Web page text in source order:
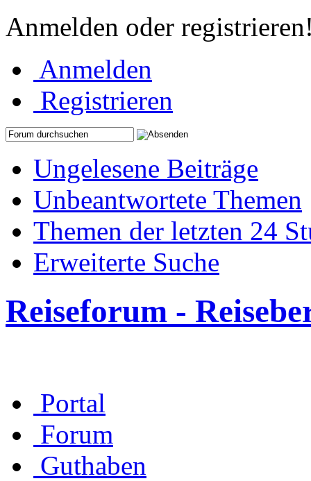
Anmelden oder
Anmelden
Registrieren
Ungelesene Beiträge
Unbeantwortete Themen
Themen der letzten 24
Erweiterte Suche
Reiseforum -
Portal
Forum
Guthaben